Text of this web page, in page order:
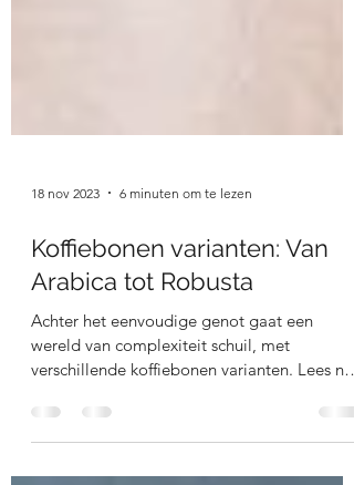
18 nov 2023 6 minuten om te lezen
Koffiebonen varianten: Van
Arabica tot Robusta
Achter het eenvoudige genot gaat een
wereld van complexiteit schuil, met